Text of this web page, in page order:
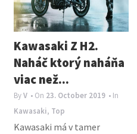
Kawasaki Z H2.
Naháč ktorý naháňa
viac než...
ByV • On 23. October 2019 • In
Kawasaki, Top
Kawasaki má v tamer